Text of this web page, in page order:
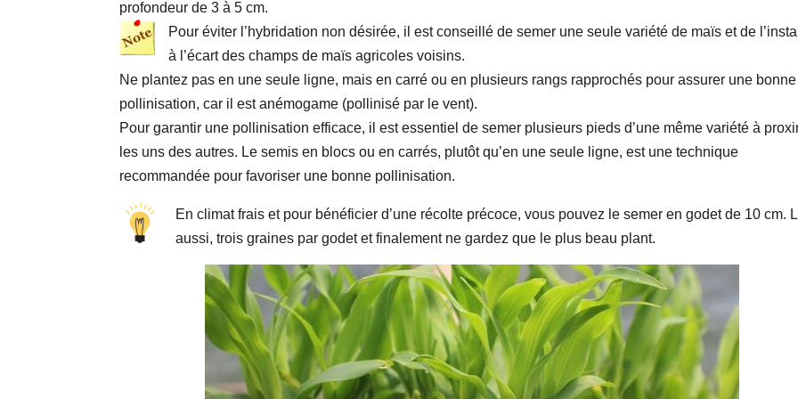
profondeur de 3 à 5 cm.
Pour éviter l’hybridation non désirée, il est conseillé de semer une seule variété de maïs et de
à l’écart des champs de maïs agricoles voisins.
Ne plantez pas en une seule ligne, mais en carré ou en plusieurs rangs rapprochés pour assurer une bonne
pollinisation, car il est anémogame (pollinisé par le vent).
Pour garantir une pollinisation efficace, il est essentiel de semer plusieurs pieds d’une même variété à
les uns des autres. Le semis en blocs ou en carrés, plutôt qu’en une seule ligne, est une technique
recommandée pour favoriser une bonne pollinisation.
En climat frais et pour bénéficier d’une récolte précoce, vous pouvez le semer en godet de 10 cm.
aussi, trois graines par godet et finalement ne gardez que le plus beau plant.